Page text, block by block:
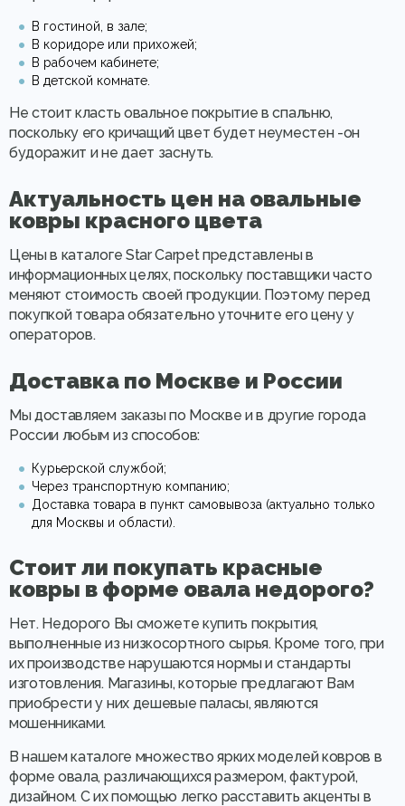
В гостиной, в зале;
В коридоре или прихожей;
В рабочем кабинете;
В детской комнате.
Не стоит класть овальное покрытие в спальню,
поскольку его кричащий цвет будет неуместен -он
будоражит и не дает заснуть.
Актуальность цен на овальные
ковры красного цвета
Цены в каталоге Star Carpet представлены в
информационных целях, поскольку поставщики часто
меняют стоимость своей продукции. Поэтому перед
покупкой товара обязательно уточните его цену у
операторов.
Доставка по Москве и России
Мы доставляем заказы по Москве и в другие города
России любым из способов:
Курьерской службой;
Через транспортную компанию;
Доставка товара в пункт самовывоза (актуально только
для Москвы и области).
Стоит ли покупать красные
ковры в форме овала недорого?
Нет. Недорого Вы сможете купить покрытия,
выполненные из низкосортного сырья. Кроме того, при
их производстве нарушаются нормы и стандарты
изготовления. Магазины, которые предлагают Вам
приобрести у них дешевые паласы, являются
мошенниками.
В нашем каталоге множество ярких моделей ковров в
форме овала, различающихся размером, фактурой,
дизайном. С их помощью легко расставить акценты в